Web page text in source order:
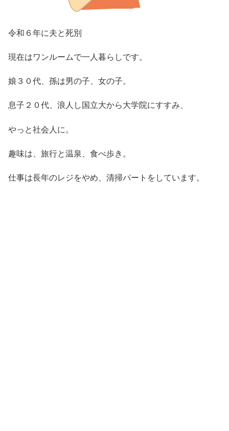
令和６年に夫と死別
現在はワンルームで一人暮らしです。
娘３０代、孫は男の子、女の子。
息子２０代、浪人し国立大から大学院にすすみ、
やっと社会人に。
趣味は、旅行と温泉、食べ歩き。
仕事は長年のレジをやめ、清掃パートをしています。